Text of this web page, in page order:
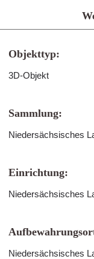
Objekttyp:
3D-Objekt
Sammlung:
Niedersächsisches
Einrichtung:
Niedersächsisches
Niedersächsisches